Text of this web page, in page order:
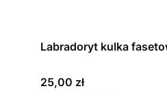
Labradoryt kulka
Cena
25,00 zł